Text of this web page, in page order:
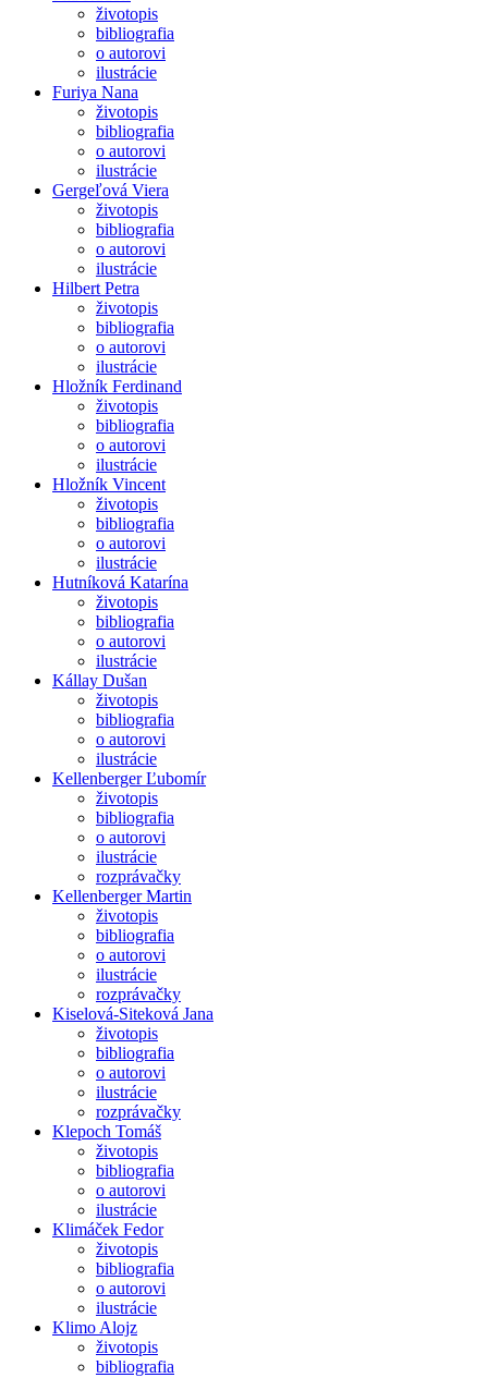
životopis
bibliografia
o autorovi
ilustrácie
Furiya Nana
životopis
bibliografia
o autorovi
ilustrácie
Gergeľová Viera
životopis
bibliografia
o autorovi
ilustrácie
Hilbert Petra
životopis
bibliografia
o autorovi
ilustrácie
Hložník Ferdinand
životopis
bibliografia
o autorovi
ilustrácie
Hložník Vincent
životopis
bibliografia
o autorovi
ilustrácie
Hutníková Katarína
životopis
bibliografia
o autorovi
ilustrácie
Kállay Dušan
životopis
bibliografia
o autorovi
ilustrácie
Kellenberger Ľubomír
životopis
bibliografia
o autorovi
ilustrácie
rozprávačky
Kellenberger Martin
životopis
bibliografia
o autorovi
ilustrácie
rozprávačky
Kiselová-Siteková Jana
životopis
bibliografia
o autorovi
ilustrácie
rozprávačky
Klepoch Tomáš
životopis
bibliografia
o autorovi
ilustrácie
Klimáček Fedor
životopis
bibliografia
o autorovi
ilustrácie
Klimo Alojz
životopis
bibliografia